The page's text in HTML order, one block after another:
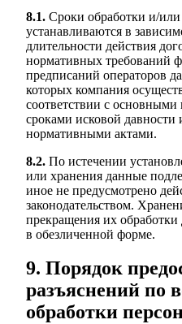
8.1. Сроки обработки и/
устанавливаются в
длительности действия
нормативных требований
предписаний операторов
которых компания
соответствии с
сроками исковой
нормативными актами.
8.2. По истечении
или хранения данные
иное не предусмотрено
законодательством.
прекращения их обработки
в обезличенной форме.
9. Порядок
разъяснений по
обработки